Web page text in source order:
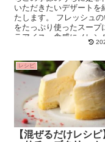
いただきたいデザートを
たします。 フレッシュ
をたっぷり使ったスープ
ラアイス、食感にメレン
レシピ
【混ぜるだけレシピ